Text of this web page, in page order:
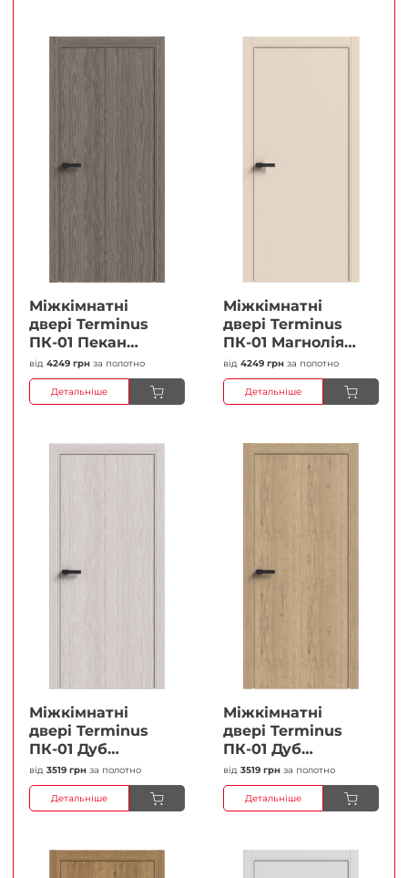
Міжкімнатні
двері Terminus
ПК-01 Пекан
Глухі Плівка
від 4249 грн за полотно
Детальніше
Міжкімнатні
двері Terminus
ПК-01 Магнолія
Глухі Плівка
від 4249 грн за полотно
Детальніше
Міжкімнатні
двері Terminus
ПК-01 Дуб
перлиний Глухі
Плівка
від 3519 грн за полотно
Детальніше
Міжкімнатні
двері Terminus
ПК-01 Дуб
класичний Глухі
Плівка
від 3519 грн за полотно
Детальніше